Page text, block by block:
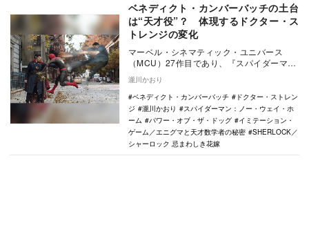
ベネディクト・カンバーバッチの土台
は“天才役”？ 体現するドクター・ス
トレンジの変化
マーベル・シネマティック・ユニバース
（MCU）27作目であり、『スパイダーマ
ノー・ウェイ・…
瀧川かおり
ベネディクト・カンバーバッチ
ドクター・ストレン
ジ
瀧川かおり
スパイダーマン：ノー・ウェイ・ホ
ーム
パワー・オブ・ザ・ドッグ
イミテーション・
ゲーム／エニグマと天才数学者の秘密
SHERLOCK／
シャーロック 忌まわしき花嫁